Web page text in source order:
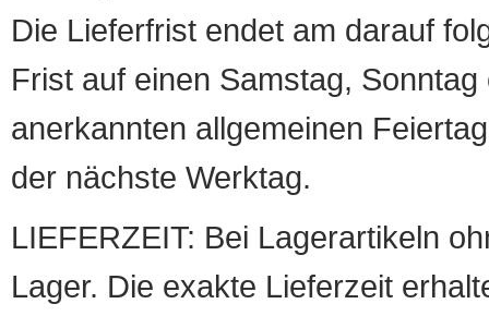
Die Lieferfrist endet am darauf
Frist auf einen Samstag,
anerkannten allgemeinen
der nächste Werktag.
LIEFERZEIT: Bei Lagerartikeln
Lager. Die exakte Lieferzeit